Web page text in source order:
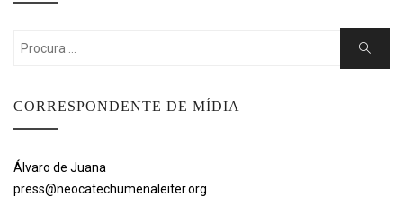
Search
Search
CORRESPONDENTE DE MÍDIA
Álvaro de Juana
press@neocatechumenaleiter.org